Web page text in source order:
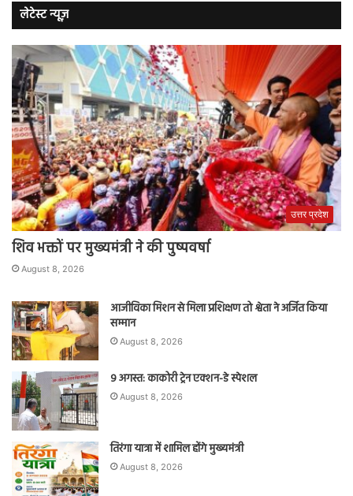
लेटेस्ट न्यूज़
उत्तर प्रदेश
शिव भक्तों पर मुख्यमंत्री ने की पुष्पवर्षा
August 8, 2026
आजीविका मिशन से मिला प्रशिक्षण तो श्वेता ने अर्जित किया
सम्मान
August 8, 2026
9 अगस्त: काकोरी ट्रेन एक्शन-डे स्पेशल
August 8, 2026
तिरंगा यात्रा में शामिल होंगे मुख्यमंत्री
August 8, 2026